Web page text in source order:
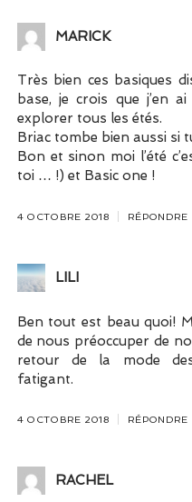
MARICK
Très bien ces basiques
base, je crois que j’en
explorer tous les étés.
Briac tombe bien aussi si
Bon et sinon moi l’été
toi … !) et Basic one !
4 OCTOBRE 2018 RÉPONDRE
LILI
Ben tout est beau quoi!
de nous préoccuper de
retour de la mode
fatigant.
4 OCTOBRE 2018 RÉPONDRE
RACHEL